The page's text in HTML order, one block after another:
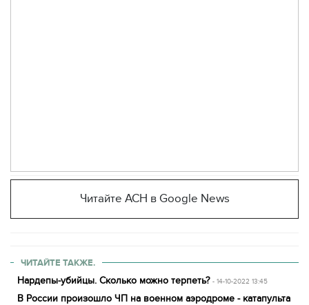
Читайте АСН в Google News
ЧИТАЙТЕ ТАКЖЕ.
Нардепы-убийцы. Сколько можно терпеть? - 14-10-2022 13:45
В России произошло ЧП на военном аэродроме - катапульта